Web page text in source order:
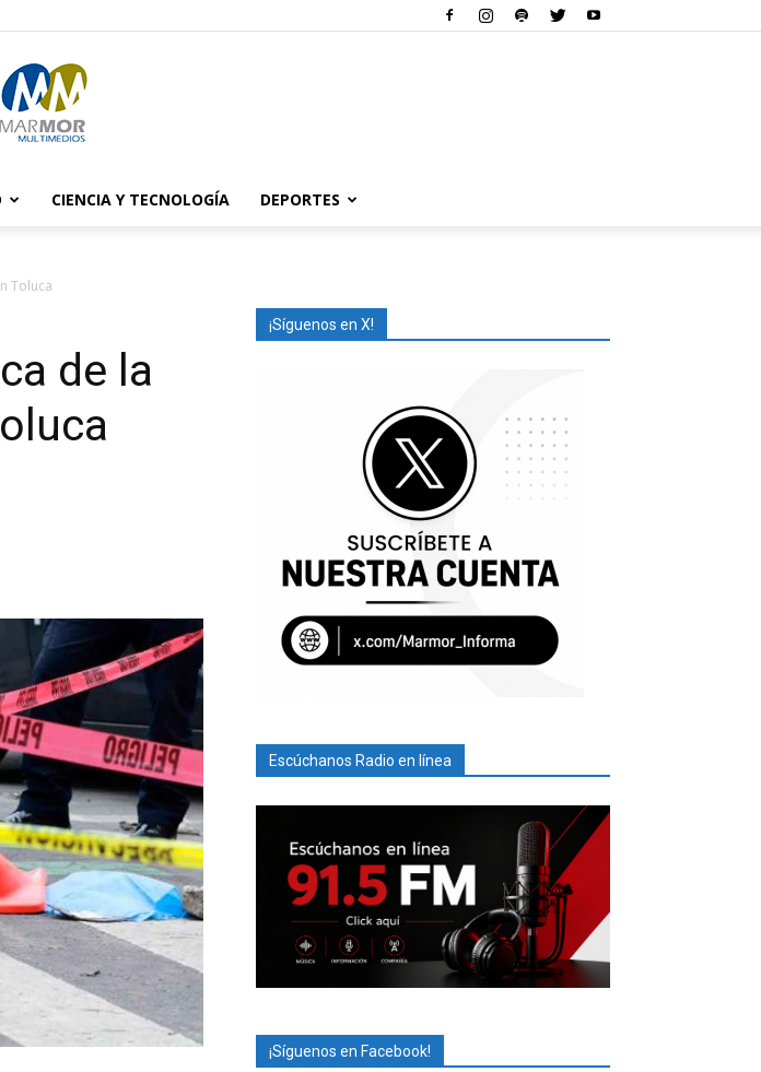
Marmor
CIENCIA Y TECNOLOGÍA DEPORTES
Toluca
de la
¡Síguenos en X!
Escúchanos Radio en línea
¡Síguenos en Facebook!